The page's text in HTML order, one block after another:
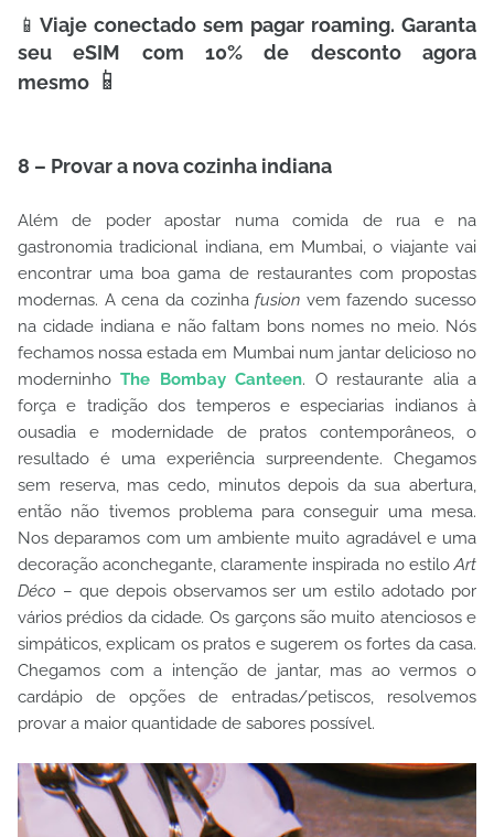
📱 Viaje conectado sem pagar roaming. Garanta
seu eSIM com 10% de desconto agora
mesmo 📱
8 – Provar a nova cozinha indiana
Além de poder apostar numa comida de rua e na
gastronomia tradicional indiana, em Mumbai, o viajante vai
encontrar uma boa gama de restaurantes com propostas
modernas. A cena da cozinhafusion vem fazendo sucesso
na cidade indiana e não faltam bons nomes no meio. Nós
fechamos nossa estada em Mumbai num jantar delicioso no
moderninhoThe Bombay Canteen. O restaurante alia a
força e tradição dos temperos e especiarias indianos à
ousadia e modernidade de pratos contemporâneos, o
resultado é uma experiência surpreendente. Chegamos
sem reserva, mas cedo, minutos depois da sua abertura,
então não tivemos problema para conseguir uma mesa.
Nos deparamos com um ambiente muito agradável e uma
decoração aconchegante, claramente inspirada no estiloArt
Déco – que depois observamos ser um estilo adotado por
vários prédios da cidade.Os garçons são muito atenciosos e
simpáticos, explicam os pratos e sugerem os fortes da casa.
Chegamos com a intenção de jantar, mas ao vermos o
cardápio de opções de entradas/petiscos, resolvemos
provar a maior quantidade de sabores possível.